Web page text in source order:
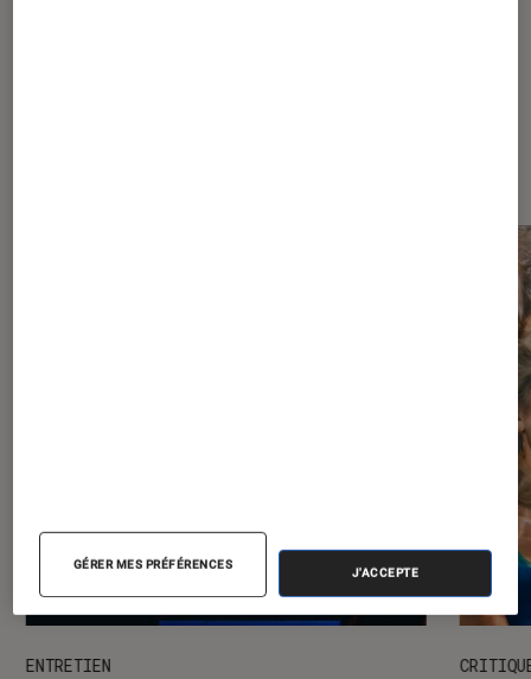
ENTRETIEN
GÉRER MES PRÉFÉRENCES
J'ACCEPTE